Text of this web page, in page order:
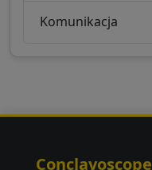
Komunikacja
Conclavoscope